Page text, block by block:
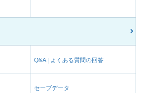
Q&A | よくある質問の回答
セーブデータ